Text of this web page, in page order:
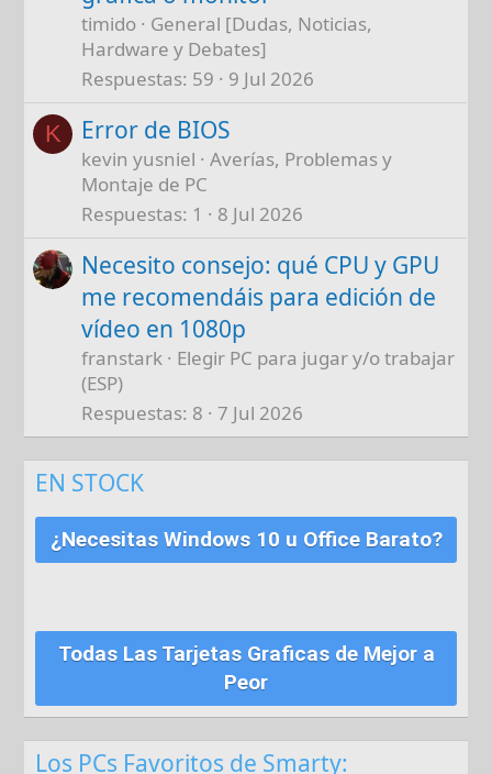
timido
General [Dudas, Noticias,
Hardware y Debates]
Respuestas 59 9 Jul 2026
K Error de BIOS
kevin yusniel
Averías, Problemas y
Montaje de PC
Respuestas 1 8 Jul 2026
Necesito consejo: qué CPU y GPU
me recomendáis para edición de
vídeo en 1080p
franstark
Elegir PC para jugar y/o trabajar
(ESP)
Respuestas 8 7 Jul 2026
EN STOCK
¿Necesitas Windows 10 u Office Barato?
Todas Las Tarjetas Graficas de Mejor a
Peor
Los PCs Favoritos de Smarty: